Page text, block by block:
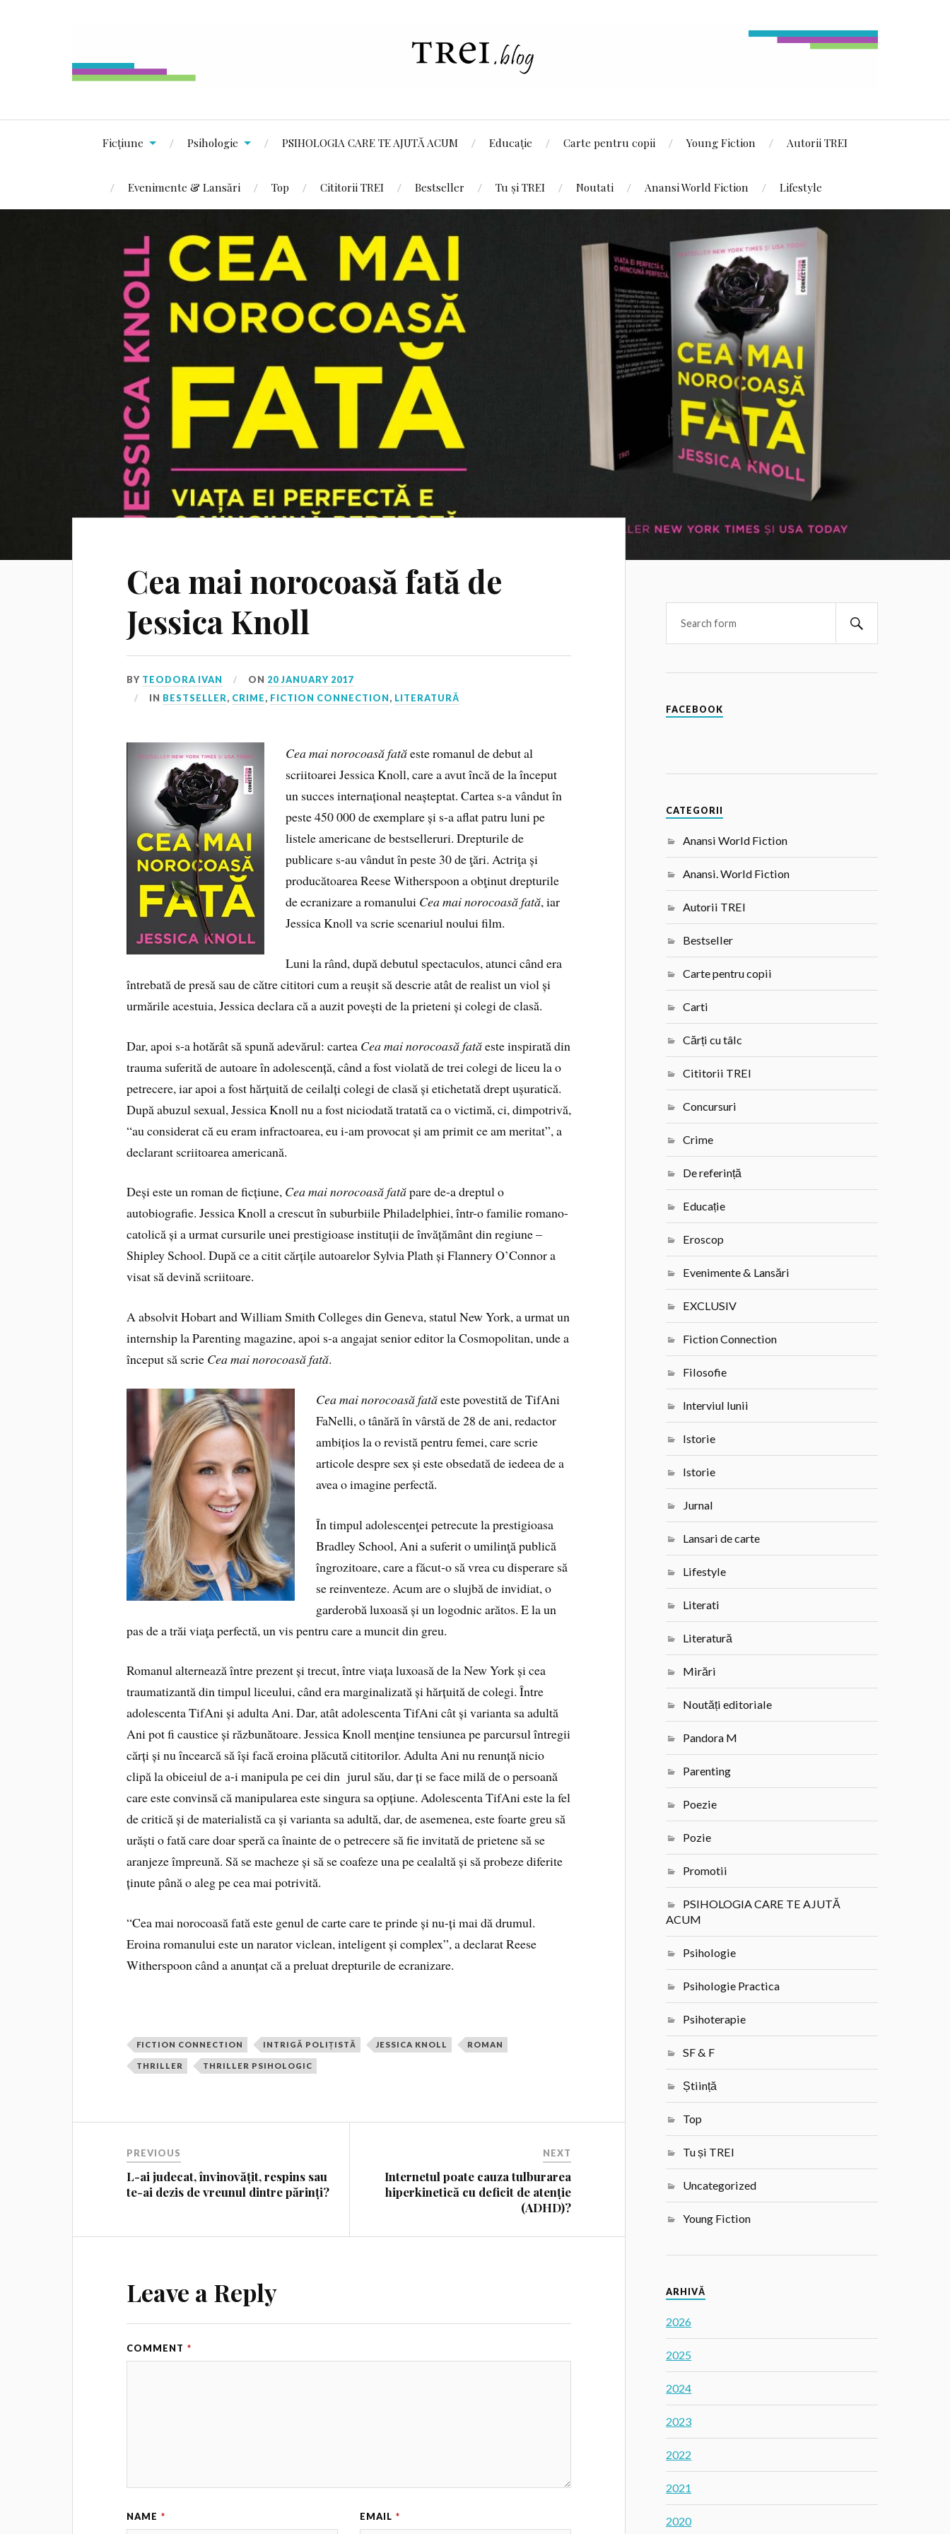
Ficțiune Psihologie PSIHOLOGIA CARE TE AJUTĂ ACUM Educație Carte pentru copii Young Fiction Autorii TREI
Evenimente & Lansări Top Cititorii TREI Bestseller Tu și TREI Noutati Anansi World Fiction Lifestyle
Cea mai norocoasă fată de
Jessica Knoll
BY TEODORA IVAN ON 20 JANUARY 2017
IN BESTSELLER, CRIME, FICTION CONNECTION, LITERATURĂ
Cea mai norocoasă fatăeste romanul de debut al
scriitoarei Jessica Knoll, care a avut încă de la început
un succes internațional neașteptat. Cartea s-a vândut în
peste 450 000 de exemplare și s-a aflat patru luni pe
listele americane de bestselleruri. Drepturile de
publicare s-au vân­dut în peste 30 de ţări. Actriţa și
producătoarea Reese Witherspoon a obţinut drepturile
de ecranizare a romanului Cea mai norocoasă fată, iar
Jessica Knoll va scrie scenariul noului film.
Luni la rând, după debutul spectaculos, atunci când era
întrebată de presă sau de către cititori cum a reușit să descrie atât de realist un viol și
urmările acestuia, Jessica declara că a auzit povești de la prieteni și colegi de clasă.
Dar, apoi s-a hotărât să spună adevărul: cartea Cea mai norocoasă fatăeste inspirată din
trauma suferită de autoare în adolescență, când a fost violată de trei colegi de liceu la o
petrecere, iar apoi a fost hărțuită de ceilalți colegi de clasă și etichetată drept ușuratică.
După abuzul sexual, Jessica Knoll nu a fost niciodată tratată ca o victimă, ci, dimpotrivă,
“au considerat că eu eram infractoarea, eu i-am provocat și am primit ce am meritat”, a
declarant scriitoarea americană.
Deși este un roman de ficțiune, Cea mai norocoasă fatăpare de-a dreptul o
autobiografie. Jessica Knoll a crescut în suburbiile Philadelphiei, într-o familie romano-
catolică și a urmat cursurile unei prestigioase instituții de învățământ din regiune –
Shipley School. După ce a citit cărțile autoarelor Sylvia Plath și Flannery O’Connor a
visat să devină scriitoare.
A absolvit Hobart and William Smith Colleges din Geneva, statul New York, a urmat un
internship la Parenting magazine, apoi s-a angajat senior editor la Cosmopolitan, unde a
început să scrie Cea mai norocoasă fată.
Cea mai norocoasă fatăeste povestită de TifAni
FaNelli, o tânără în vârstă de 28 de ani, redactor
ambițios la o revistă pentru femei, care scrie
articole despre sex și este obsedată de iedeea de a
avea o imagine perfectă.
În timpul adolescenţei petrecute la prestigioasa
Bradley School, Ani a suferit o umilinţă publică
îngrozitoare, care a făcut-o să vrea cu disperare să
se reinventeze. Acum are o slujbă de invidiat, o
garderobă luxoasă și un logodnic arătos. E la un
pas de a trăi viaţa per­fectă, un vis pentru care a muncit din greu.
Romanul alternează între prezent și trecut, între viața luxoasă de la New York și cea
traumatizantă din timpul liceului, când era marginalizată și hărțuită de colegi. Între
adolescenta TifAni și adulta Ani. Dar, atât adolescenta TifAni cât și varianta sa adultă
Ani pot fi caustice și răzbunătoare. Jessica Knoll menține tensiunea pe parcursul întregii
cărți și nu încearcă să își facă eroina plăcută cititorilor. Adulta Ani nu renunță nicio
clipă la obiceiul de a-i manipula pe cei din jurul său, dar ți se face milă de o persoană
care este convinsă că manipularea este singura sa opțiune. Adolescenta TifAni este la fel
de critică și de materialistă ca și varianta sa adultă, dar, de asemenea, este foarte greu să
urăști o fată care doar speră ca înainte de o petrecere să fie invitată de prietene să se
aranjeze împreună. Să se macheze și să se coafeze una pe cealaltă și să probeze diferite
ținute până o aleg pe cea mai potrivită.
“Cea mai norocoasă fată este genul de carte care te prinde și nu-ți mai dă drumul.
Eroina romanului este un narator viclean, inteligent și complex”, a declarat Reese
Witherspoon când a anunțat că a preluat drepturile de ecranizare.
FICTION CONNECTION INTRIGĂ POLIȚISTĂ JESSICA KNOLL ROMAN
THRILLER THRILLER PSIHOLOGIC
PREVIOUS
L-ai judecat, învinovățit, respins sau
te-ai dezis de vreunul dintre părinți?
NEXT
Internetul poate cauza tulburarea
hiperkinetică cu deficit de atenție
(ADHD)?
Leave a Reply
COMMENT *
NAME * EMAIL *
FACEBOOK
CATEGORII
Anansi World Fiction
Anansi. World Fiction
Autorii TREI
Bestseller
Carte pentru copii
Carti
Cărți cu tâlc
Cititorii TREI
Concursuri
Crime
De referință
Educație
Eroscop
Evenimente & Lansări
EXCLUSIV
Fiction Connection
Filosofie
Interviul lunii
Istorie
Istorie
Jurnal
Lansari de carte
Lifestyle
Literati
Literatură
Mirări
Noutăți editoriale
Pandora M
Parenting
Poezie
Pozie
Promotii
PSIHOLOGIA CARE TE AJUTĂ
ACUM
Psihologie
Psihologie Practica
Psihoterapie
SF & F
Știință
Top
Tu și TREI
Uncategorized
Young Fiction
ARHIVĂ
2026
2025
2024
2023
2022
2021
2020